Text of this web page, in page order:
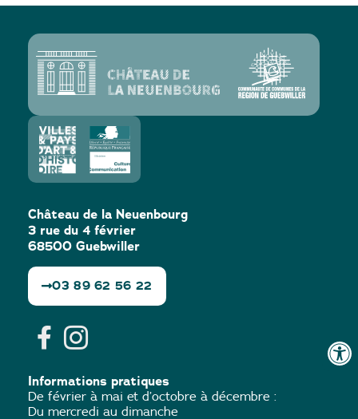
Château de la Neuenbourg
3 rue du 4 février
68500 Guebwiller
03 89 62 56 22
Informations pratiques
De février à mai et d’octobre à décembre :
Du mercredi au dimanche